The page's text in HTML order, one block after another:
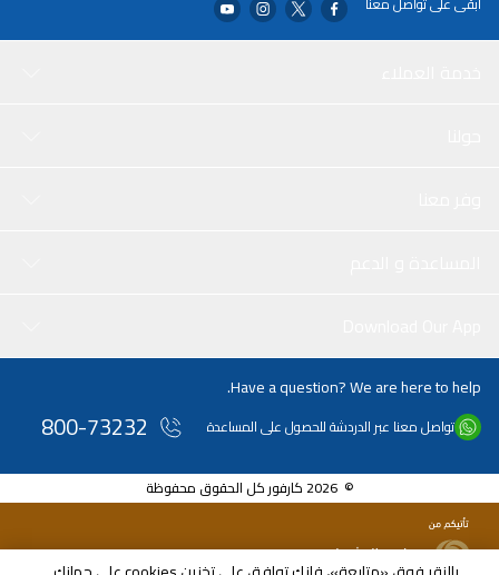
Have a question? We are here to help.
تواصل معنا عبر الدردشة للحصول على المساعدة 800-73232
© 2026 كارفور كل الحقوق محفوظة